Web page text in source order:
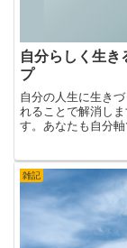
自分らしく生き
プ
自分の人生に生き
れることで解消し
す。あなたも自分
雑記